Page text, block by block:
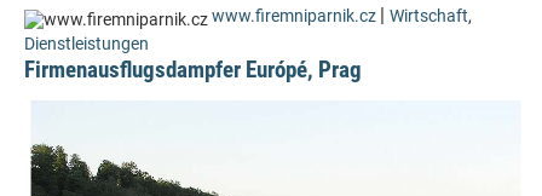
www.firemniparnik.cz | Wirtschaft,
Dienstleistungen
Firmenausflugsdampfer Európé, Prag